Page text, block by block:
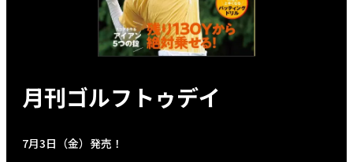
月刊ゴルフトゥデイ
7月3日（金）発売！